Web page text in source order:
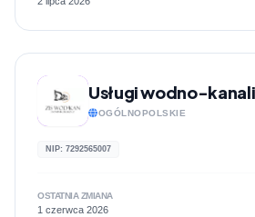
OGÓLNOPOLSKIE
NIP: 7292565007
OSTATNIA ZMIANA
1 czerwca 2026